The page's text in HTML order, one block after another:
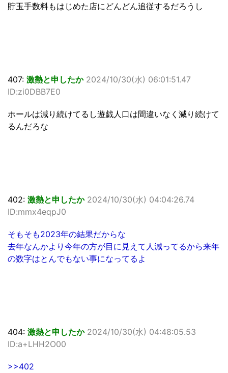
貯玉手数料もはじめた店にどんどん追従するだろうし
407: 激熱と申したか 2024/10/30(水) 06:01:51.47
ID:zi0DBB7E0
ホールは減り続けてるし遊戯人口は間違いなく減り続けて
るんだろな
402: 激熱と申したか 2024/10/30(水) 04:04:26.74
ID:mmx4eqpJ0
そもそも2023年の結果だからな
去年なんかより今年の方が目に見えて人減ってるから来年
の数字はとんでもない事になってるよ
404: 激熱と申したか 2024/10/30(水) 04:48:05.53
ID:a+LHH2O00
>>402